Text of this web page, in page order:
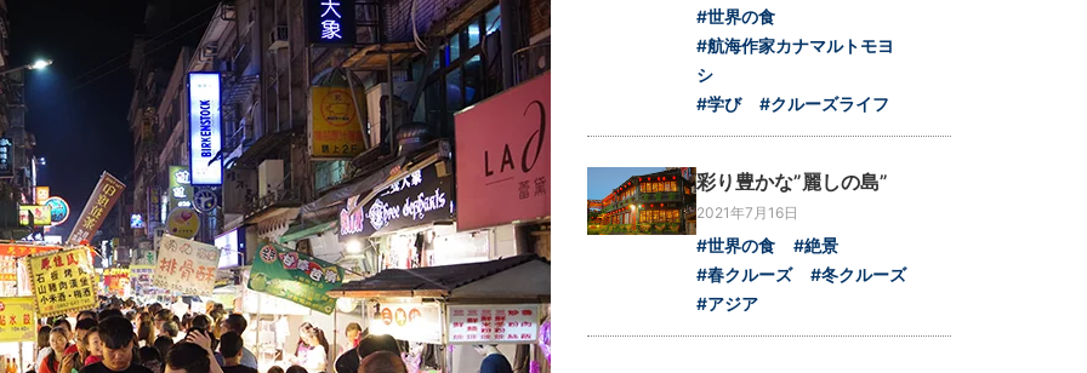
#世界の食
#航海作家カナマルトモヨ
シ
#学び
#クルーズライフ
彩り豊かな”麗しの島”
2021年7月16日
#世界の食
#絶景
#春クルーズ
#冬クルーズ
#アジア